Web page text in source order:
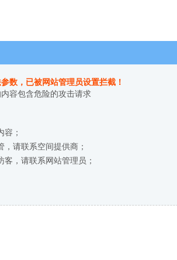
数，已被网站管理员设置拦截！
容包含危险的攻击请求
容；
，请联系空间提供商；
客，请联系网站管理员；